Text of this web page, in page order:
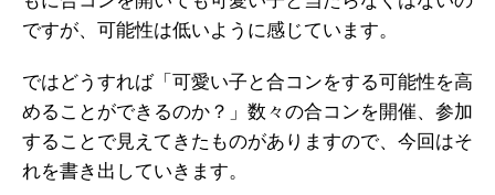
ですが、可能性は低いように感じています。
ではどうすれば「可愛い子と合コンをする可能性を高
めることができるのか？」数々の合コンを開催、参加
することで見えてきたものがありますので、今回はそ
れを書き出していきます。